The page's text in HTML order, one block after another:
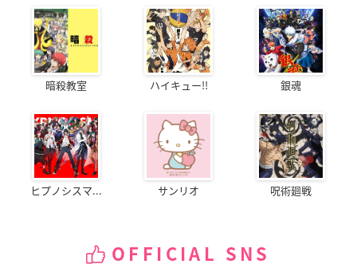
暗殺教室 ハイキュー!! 銀魂
ヒプノシスマ... サンリオ 呪術廻戦
OFFICIAL SNS